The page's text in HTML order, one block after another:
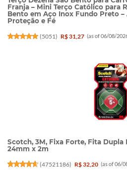
Franja – Mini Terço Católico para
Bento em Aço Inox Fundo Preto
Proteção e Fé
(5051) R$ 31,27 (as of 06/08/
Scotch, 3M, Fixa Forte, Fita Dupla
24mm x 2m
(47521186) R$ 32,20 (as of 06/